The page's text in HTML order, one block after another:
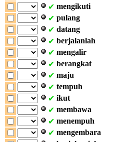
✔ mengikuti
✔ pulang
✔ datang
✔ berjalanlah
✔ mengalir
✔ berangkat
✔ maju
✔ tempuh
✔ ikut
✔ membawa
✔ menempuh
✔ mengembara